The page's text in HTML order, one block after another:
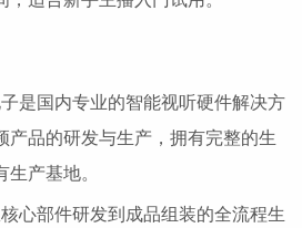
国内专业的智能视听硬件解决方
产品的研发与生产，拥有完整的生
产基地。
部件研发到成品组装的全流程生